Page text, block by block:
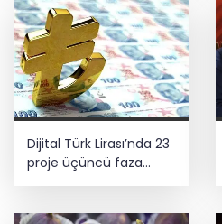
rüzgar alarmı!
Dijital Türk Lirası’nda 23
proje üçüncü faza
geçti